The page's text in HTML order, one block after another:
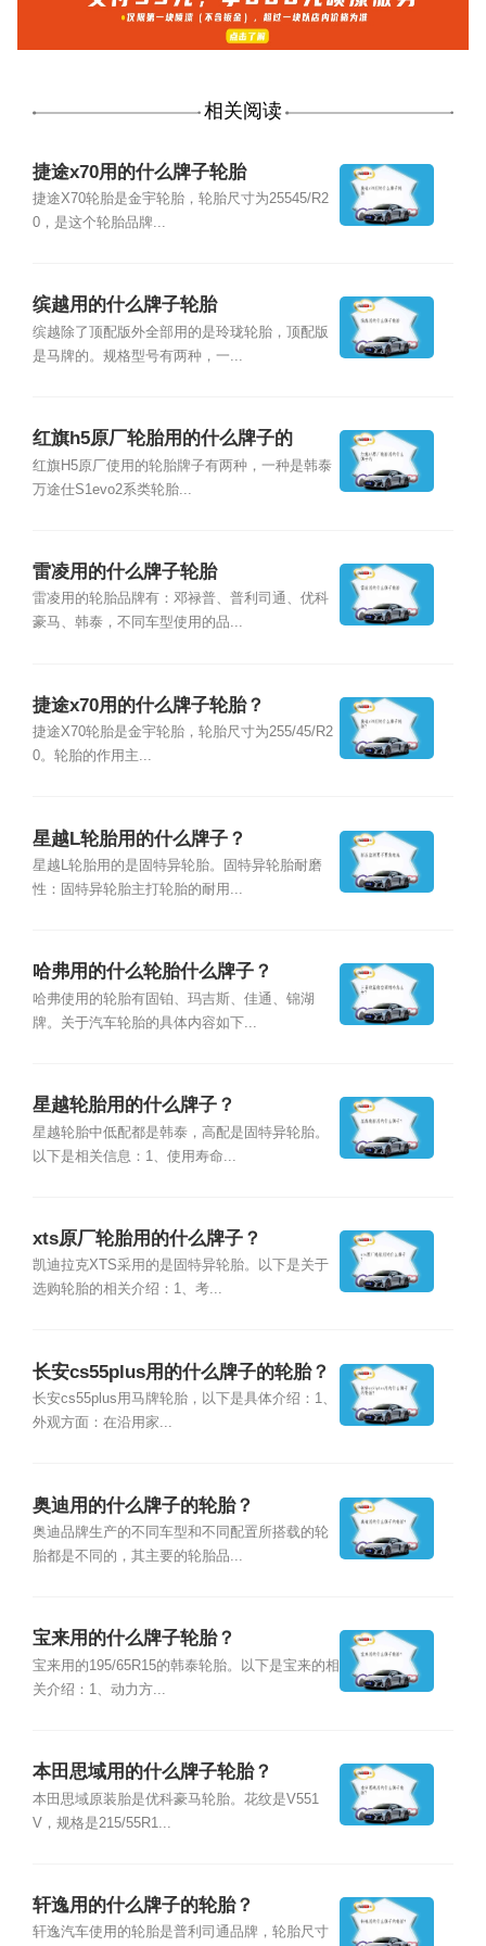
相关阅读
捷途x70用的什么牌子轮胎
捷途X70轮胎是金宇轮胎，轮胎尺寸为25545/R2
0，是这个轮胎品牌...
缤越用的什么牌子轮胎
缤越除了顶配版外全部用的是玲珑轮胎，顶配版
是马牌的。规格型号有两种，一...
红旗h5原厂轮胎用的什么牌子的
红旗H5原厂使用的轮胎牌子有两种，一种是韩泰
万途仕S1evo2系类轮胎...
雷凌用的什么牌子轮胎
雷凌用的轮胎品牌有：邓禄普、普利司通、优科
豪马、韩泰，不同车型使用的品...
捷途x70用的什么牌子轮胎？
捷途X70轮胎是金宇轮胎，轮胎尺寸为255/45/R2
0。轮胎的作用主...
星越L轮胎用的什么牌子？
星越L轮胎用的是固特异轮胎。固特异轮胎耐磨
性：固特异轮胎主打轮胎的耐用...
哈弗用的什么轮胎什么牌子？
哈弗使用的轮胎有固铂、玛吉斯、佳通、锦湖
牌。关于汽车轮胎的具体内容如下...
星越轮胎用的什么牌子？
星越轮胎中低配都是韩泰，高配是固特异轮胎。
以下是相关信息：1、使用寿命...
xts原厂轮胎用的什么牌子？
凯迪拉克XTS采用的是固特异轮胎。以下是关于
选购轮胎的相关介绍：1、考...
长安cs55plus用的什么牌子的轮胎？
长安cs55plus用马牌轮胎，以下是具体介绍：1、
外观方面：在沿用家...
奥迪用的什么牌子的轮胎？
奥迪品牌生产的不同车型和不同配置所搭载的轮
胎都是不同的，其主要的轮胎品...
宝来用的什么牌子轮胎？
宝来用的195/65R15的韩泰轮胎。以下是宝来的相
关介绍：1、动力方...
本田思域用的什么牌子轮胎？
本田思域原装胎是优科豪马轮胎。花纹是V551
V，规格是215/55R1...
轩逸用的什么牌子的轮胎？
轩逸汽车使用的轮胎是普利司通品牌，轮胎尺寸